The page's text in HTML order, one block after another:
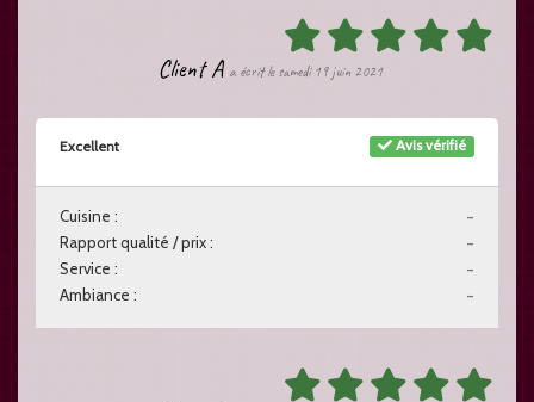
Client A a écrit le samedi 19 juin 2021
Avis vérifié
Excellent
-
Cuisine :
-
Rapport qualité / prix :
-
Service :
-
Ambiance :